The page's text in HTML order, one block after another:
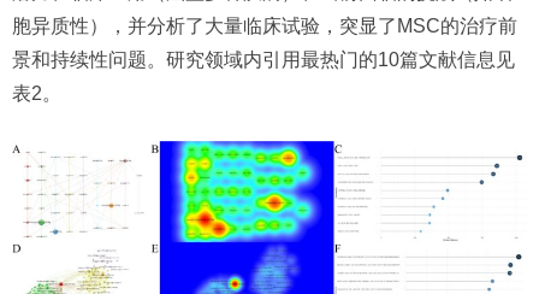
胞异质性），并分析了大量临床试验，突显了MSC的治疗前
景和持续性问题。研究领域内引用最热门的10篇文献信息见
表2。